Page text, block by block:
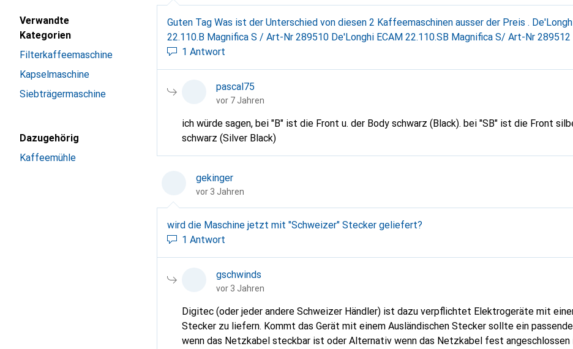
Verwandte
Kategorien
Filterkaffeemaschine
Kapselmaschine
Siebträgermaschine
Dazugehörig
Kaffeemühle
Guten Tag Was ist der Unterschied von diesen 2 Kaffeemaschinen ausser der Preis .
22.110.B Magnifica S / Art-Nr 289510 De'Longhi ECAM 22.110.SB Magnifica S/ Art-Nr 289512
1 Antwort
pascal75
vor 7 Jahren
ich würde sagen, bei "B" ist die Front u. der Body schwarz (Black). bei "SB" ist die Front silber der Body
schwarz (Silver Black)
gekinger
vor 3 Jahren
wird die Maschine jetzt mit "Schweizer" Stecker geliefert?
1 Antwort
gschwinds
vor 3 Jahren
Digitec (oder jeder andere Schweizer Händler) ist dazu verpflichtet Elektrogeräte mit
Stecker zu liefern. Kommt das Gerät mit einem Ausländischen Stecker sollte ein
wenn das Netzkabel steckbar ist oder Alternativ wenn das Netzkabel fest angeschlossen